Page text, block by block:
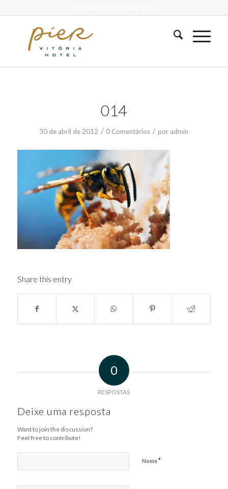
014
30 de abril de 2012 / 0 Comentários / por admin
Share this entry
0
RESPOSTAS
Deixe uma resposta
Want to join the discussion?
Feel free to contribute!
Nome*